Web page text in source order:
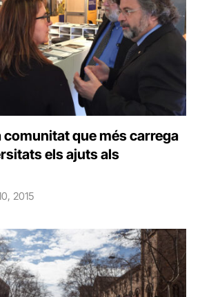
comunitat que més carrega
els ajuts als
2015